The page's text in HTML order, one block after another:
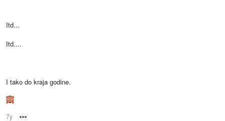
Itd...
Itd....
I tako do kraja godine.
7y